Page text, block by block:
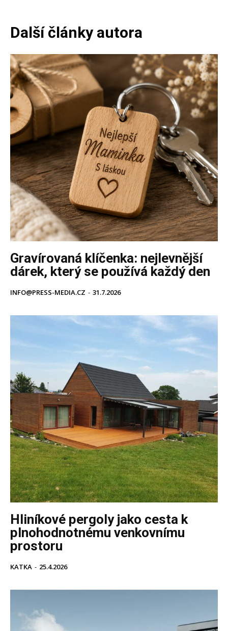
Další články autora
Gravírovaná klíčenka: nejlevnější
dárek, který se používá každý den
INFO@PRESS-MEDIA.CZ - 31.7.2026
Hliníkové pergoly jako cesta k
plnohodnotnému venkovnímu
prostoru
KATKA - 25.4.2026